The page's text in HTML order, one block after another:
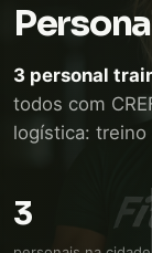
3 personal
todos com
logística:
3